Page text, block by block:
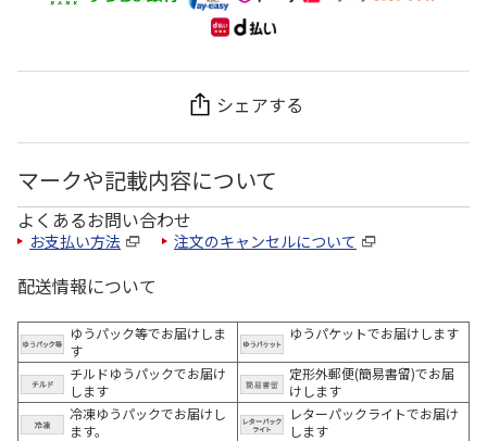
シェアする
マークや記載内容について
よくあるお問い合わせ
お支払い方法 注文のキャンセルについて
配送情報について
ゆうパック等でお届けしま
す
ゆうパケットでお届けします
チルドゆうパックでお届け
します
定形外郵便(簡易書留)でお届
けします
冷凍ゆうパックでお届けし
ます。
レターパックライトでお届け
します